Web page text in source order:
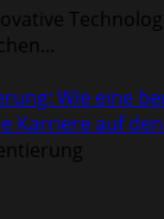
Wie eine
Karriere auf